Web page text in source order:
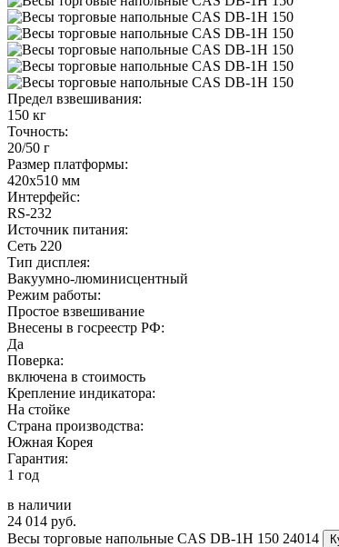
Предел взвешивания:
150 кг
Точность:
20/50 г
Размер платформы:
420x510 мм
Интерфейс:
RS-232
Источник питания:
Сеть 220
Тип дисплея:
Вакуумно-люминисцентный
Режим работы:
Простое взвешивание
Внесены в госреестр РФ:
Да
Поверка:
включена в стоимость
Крепление индикатора:
На стойке
Страна производства:
Южная Корея
Гарантия:
1 год
в наличии
24 014 руб.
Весы торговые напольные CAS DB-1H 150 24014